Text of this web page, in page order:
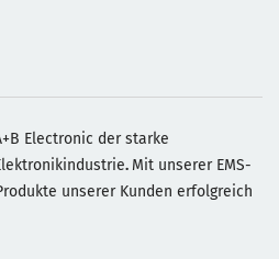
Electronic der starke
. Mit unserer EMS-
unserer Kunden erfolgreich